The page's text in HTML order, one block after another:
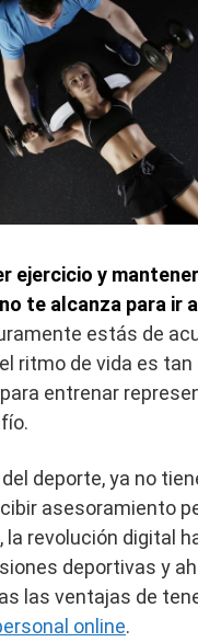
ejercicio y
te alcanza para ir
estás de
ritmo de vida es tan
entrenar
deporte, ya no
asesoramiento
la revolución digital
deportivas y
las ventajas de
online.